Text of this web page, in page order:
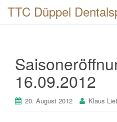
TTC Düppel
16.09.2012
20. August 2012 Klaus